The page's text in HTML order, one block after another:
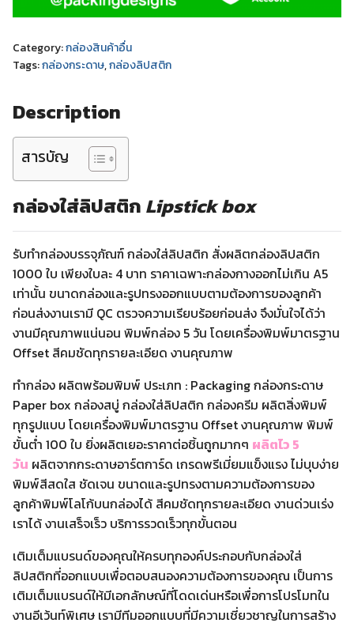
Category:กล่องสินค้าอื่น
Tags:กล่องกระดาษ,กล่องลิปสติก
Description
สารบัญ
กล่องใส่ลิปสติก Lipstick box
รับทำกล่องบรรจุภัณฑ์ กล่องใส่ลิปสติก สั่งผลิตกล่องลิปสติก
1000 ใบ เพียงใบละ 4 บาท ราคาเฉพาะกล่องกางออกไม่เกิน A5
เท่านั้น ขนาดกล่องและรูปทรงออกแบบตามต้องการของลูกค้า
ก่อนส่งงานเรามี QC ตรวจความเรียบร้อยก่อนส่ง จึงมั่นใจได้ว่า
งานมีคุณภาพแน่นอน พิมพ์กล่อง 5 วัน โดยเครื่องพิมพ์มาตรฐาน
Offset สีคมชัดทุกรายละเอียด งานคุณภาพ
ทำกล่อง ผลิตพร้อมพิมพ์ ประเภท : Packaging กล่องกระดาษ
Paper box กล่องสบู่ กล่องใส่ลิปสติก กล่องครีม ผลิตสิ่งพิมพ์
ทุกรูปแบบ โดยเครื่องพิมพ์มาตรฐาน Offset งานคุณภาพ พิมพ์
ขั้นต่ำ 100 ใบ ยิ่งผลิตเยอะราคาต่อชิ้นถูกมากๆ ผลิตไว 5
วัน ผลิตจากกระดาษอาร์ตการ์ด เกรดพรีเมี่ยมแข็งแรง ไม่บุบง่าย
พิมพ์สีสดใส ชัดเจน ขนาดและรูปทรงตามความต้องการของ
ลูกค้าพิมพ์โลโก้บนกล่องได้ สีคมชัดทุกรายละเอียด งานด่วนเร่ง
เราได้ งานเสร็จเร็ว บริการรวดเร็วทุกขั้นตอน
เติมเต็มแบรนด์ของคุณให้ครบทุกองค์ประกอบกับกล่องใส่
ลิปสติกที่ออกแบบเพื่อตอบสนองความต้องการของคุณ เป็นการ
เติมเต็มแบรนด์ให้มีเอกลักษณ์ที่โดดเด่นหรือเพื่อการโปรโมทใน
งานอีเว้นท์พิเศษ เรามีทีมออกแบบที่มีความเชี่ยวชาญในการสร้าง